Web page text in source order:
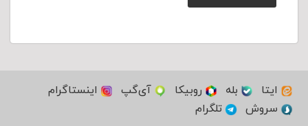
ایتا بله روبیکا آی‌گپ
اینستاگرام
سروش
تلگرام